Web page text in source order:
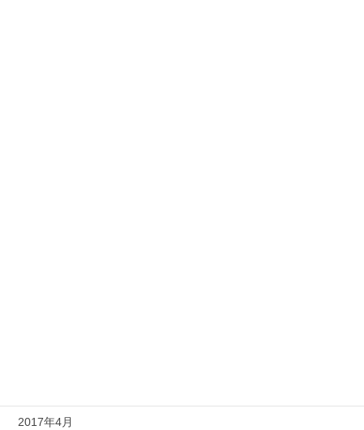
2017年4月